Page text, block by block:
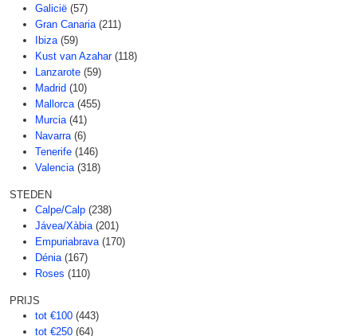
Galicië (57)
Gran Canaria (211)
Ibiza (59)
Kust van Azahar (118)
Lanzarote (59)
Madrid (10)
Mallorca (455)
Murcia (41)
Navarra (6)
Tenerife (146)
Valencia (318)
STEDEN
Calpe/Calp (238)
Jávea/Xàbia (201)
Empuriabrava (170)
Dénia (167)
Roses (110)
PRIJS
tot €100 (443)
tot €250 (64)